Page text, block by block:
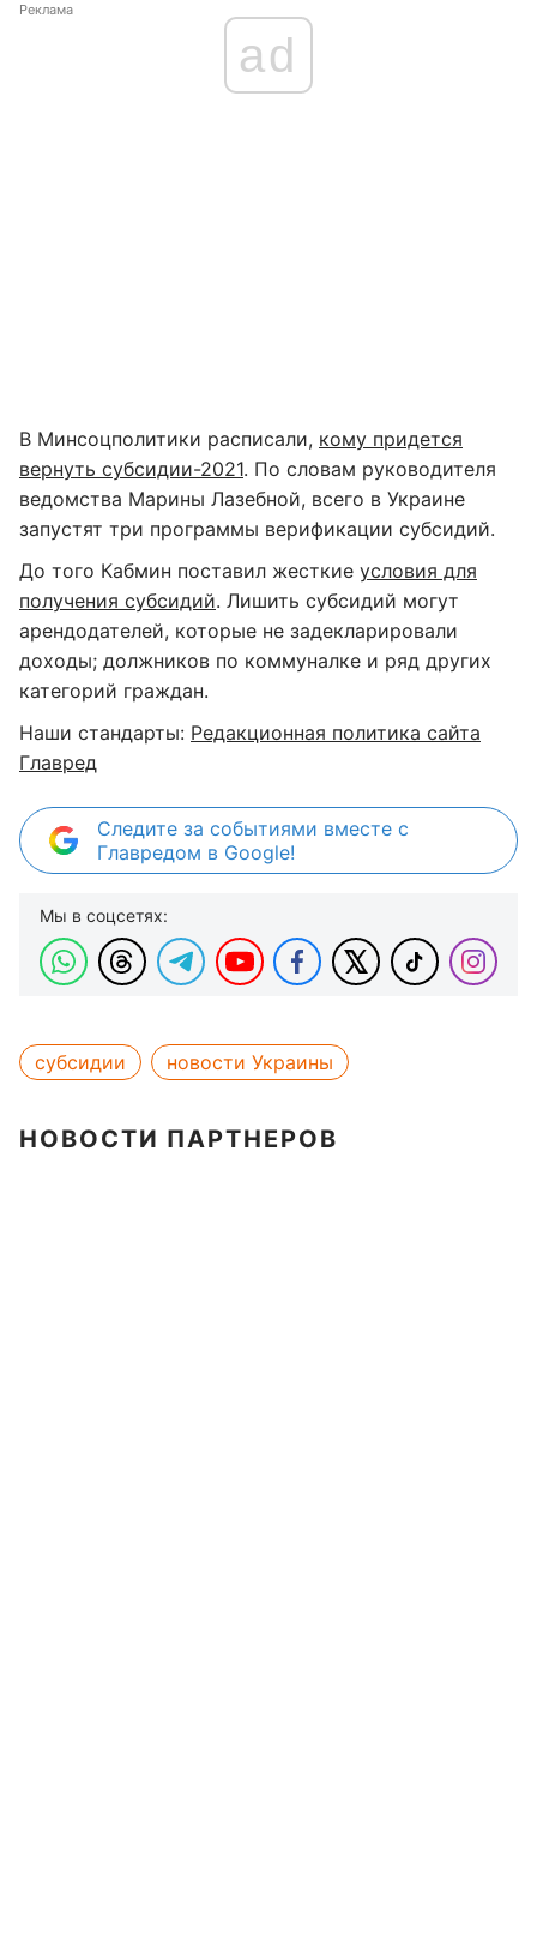
Реклама
ad
В Минсоцполитики расписали, кому придется
вернуть субсидии-2021. По словам руководителя
ведомства Марины Лазебной, всего в Украине
запустят три программы верификации субсидий.
До того Кабмин поставил жесткие условия для
получения субсидий. Лишить субсидий могут
арендодателей, которые не задекларировали
доходы; должников по коммуналке и ряд других
категорий граждан.
Наши стандарты: Редакционная политика сайта
Главред
Следите за событиями вместе с
Главредом в Google!
Мы в соцсетях:
субсидии новости Украины
НОВОСТИ ПАРТНЕРОВ